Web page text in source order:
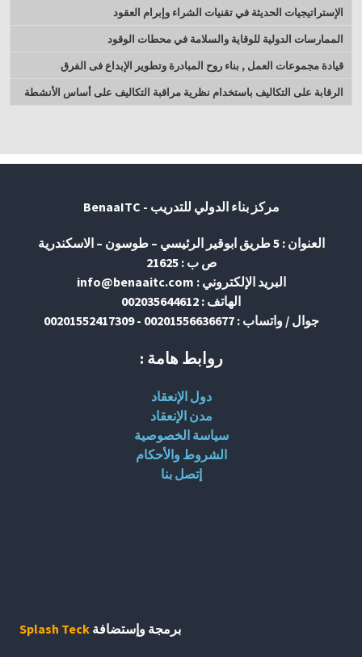
الإستراتيجيات الحديثة في تقنيات الشراء وإبرام العقود
الممارسات الدولية للوقاية والسلامة في محطات الوقود
قيادة مجموعات العمل , بناء روح المبادرة وتطوير الإبداع فى الفرق
الرقابة على التكاليف باستخدام نظرية مراقبة التكاليف على أساس الأنشطة
مركز بناء الدولي للتدريب - BenaaITC
العنوان : 5 طريق ابوقير الرئيسي – طوسون – الاسكندرية
ص ب : 21625
البريد الإلكتروني : info@benaaitc.com
الهاتف : 002035644612
جوال / واتساب : 00201556636677 - 00201552417309
روابط هامة :
دول الإنعقاد
مدن الإنعقاد
سياسة الخصوصية
الشروط والأحكام
إتصل بنا
برمجة وإستضافة Splash Teck